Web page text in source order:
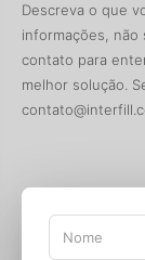
Descreva o que
informações, não
contato para
melhor solução.